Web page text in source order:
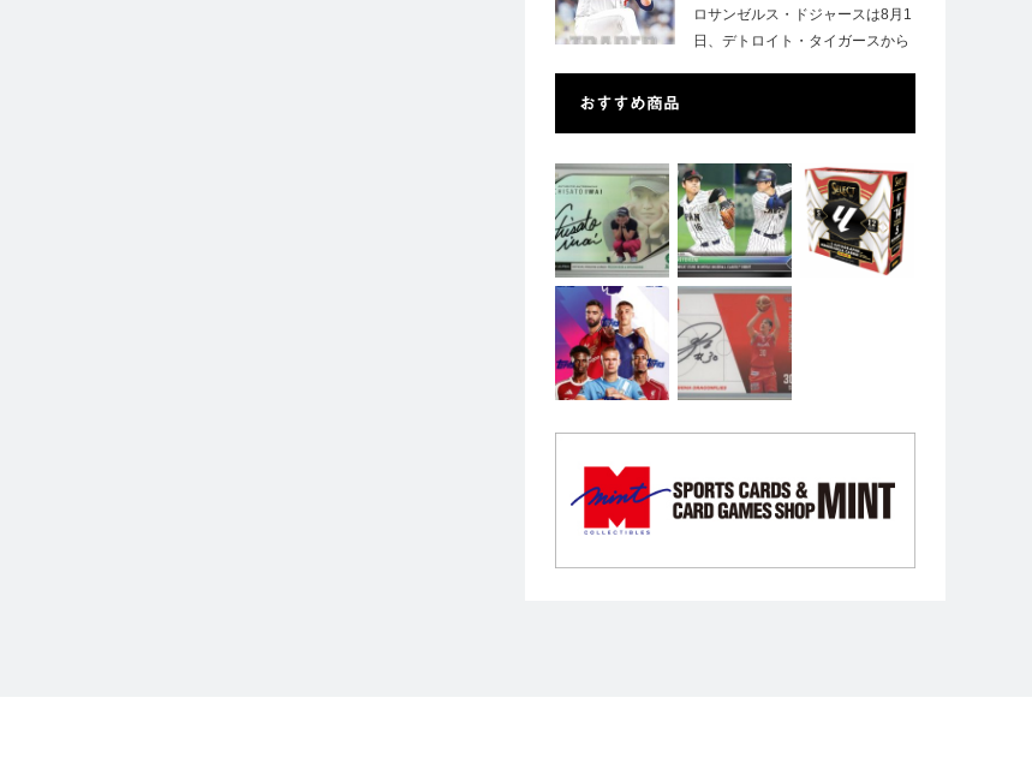
のインスク入り！
ロサンゼルス・ドジャースは8月1
日、デトロイト・タイガースから
おすすめ商品